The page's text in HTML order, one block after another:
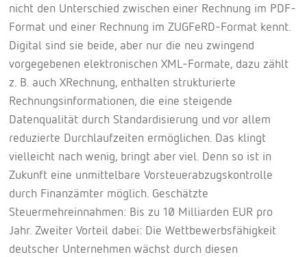
nicht den Unterschied zwischen einer Rechnung im PDF-
Format und einer Rechnung im ZUGFeRD-Format kennt.
Digital sind sie beide, aber nur die neu zwingend
vorgegebenen elektronischen XML-Formate, dazu zählt
z. B. auch XRechnung, enthalten strukturierte
Rechnungsinformationen, die eine steigende
Datenqualität durch Standardisierung und vor allem
reduzierte Durchlaufzeiten ermöglichen. Das klingt
vielleicht nach wenig, bringt aber viel. Denn so ist in
Zukunft eine unmittelbare Vorsteuerabzugskontrolle
durch Finanzämter möglich. Geschätzte
Steuermehreinnahmen: Bis zu 10 Milliarden EUR pro
Jahr. Zweiter Vorteil dabei: Die Wettbewerbsfähigkeit
deutscher Unternehmen wächst durch diesen